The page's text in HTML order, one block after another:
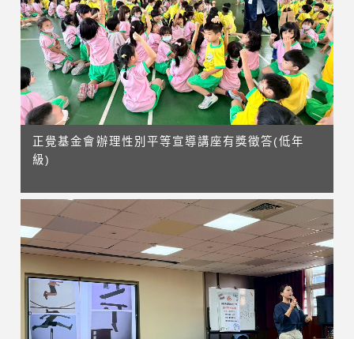
正覺基金會辦理性別平等宣導講座有獎徵答(低年
級)